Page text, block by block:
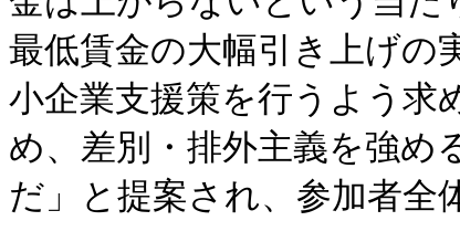
最低賃金の大幅引き上げの
小企業支援策を行うよう求
め、差別・排外主義を強め
だ」と提案され、参加者全